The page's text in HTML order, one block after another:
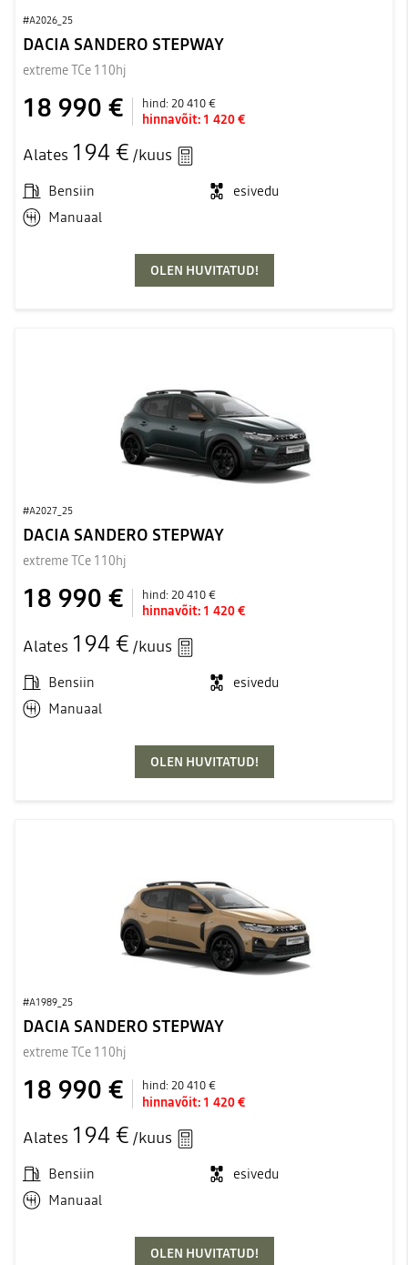
#A2026_25
DACIA SANDERO STEPWAY
extreme TCe 110hj
18 990 € hind: 20 410 €
hinnavõit: 1 420 €
Alates 194 € /kuus
Bensiin
esivedu
Manuaal
OLEN HUVITATUD!
#A2027_25
DACIA SANDERO STEPWAY
extreme TCe 110hj
18 990 € hind: 20 410 €
hinnavõit: 1 420 €
Alates 194 € /kuus
Bensiin
esivedu
Manuaal
OLEN HUVITATUD!
#A1989_25
DACIA SANDERO STEPWAY
extreme TCe 110hj
18 990 € hind:20 410 €
hinnavõit: 1 420 €
Alates 194 € /kuus
Bensiin
esivedu
Manuaal
OLEN HUVITATUD!